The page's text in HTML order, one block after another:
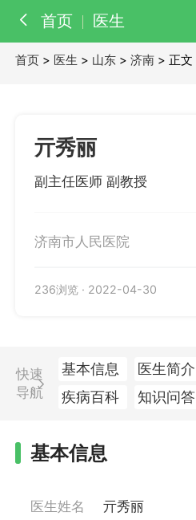
首页 医生
首页 > 医生 > 山东 >济南 > 正文
亓秀丽
副主任医师 副教授
济南市人民医院
236浏览 · 2022-04-30
快速
导航
基本信息 医生简介
疾病百科
知识问答
基本信息
医生姓名 亓秀丽